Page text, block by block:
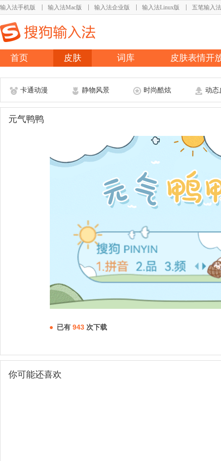
输入法手机版 输入法Mac版 输入法企业版 输入法Linux版 五笔输入法
首页 皮肤 词库 皮肤表情开
卡通动漫 静物风景 时尚酷炫 动态
元气鸭鸭
已有 943 次下载
你可能还喜欢